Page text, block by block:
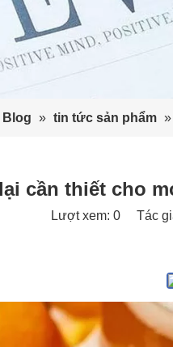
Blog » tin tức sản phẩm »
cần thiết cho
Lượt xem: 0Tác giả: